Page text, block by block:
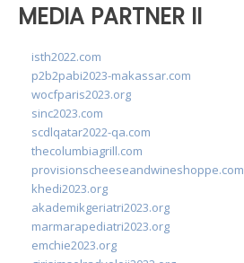
MEDIA PARTNER II
isth2022.com
p2b2pabi2023-makassar.com
wocfparis2023.org
sinc2023.com
scdlqatar2022-qa.com
thecolumbiagrill.com
provisionscheeseandwineshoppe.com
khedi2023.org
akademikgeriatri2023.org
marmarapediatri2023.org
emchie2023.org